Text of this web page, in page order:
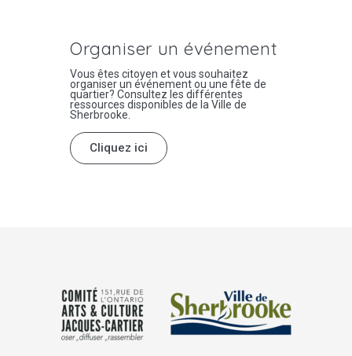
Organiser un événement
Vous êtes citoyen et vous souhaitez
organiser un événement ou une fête de
quartier? Consultez les différentes
ressources disponibles de la Ville de
Sherbrooke.
Cliquez ici